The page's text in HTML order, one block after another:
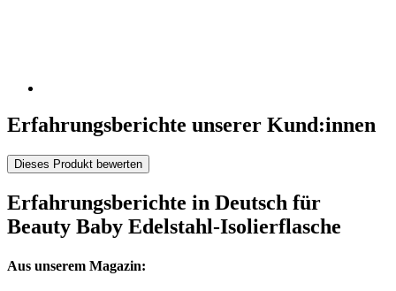
Erfahrungsberichte unserer Kund:innen
Dieses Produkt bewerten
Erfahrungsberichte in Deutsch für
Beauty Baby Edelstahl-Isolierflasche
Aus unserem Magazin: